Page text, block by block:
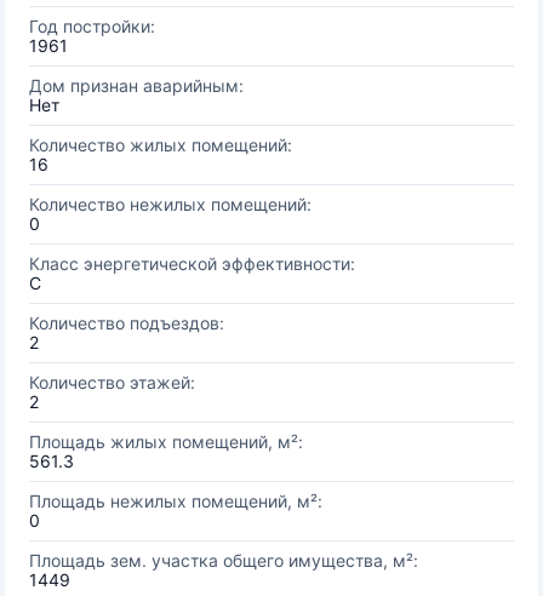
Год постройки:
1961
Дом признан аварийным:
Нет
Количество жилых помещений:
16
Количество нежилых помещений:
0
Класс энергетической эффективности:
C
Количество подъездов:
2
Количество этажей:
2
Площадь жилых помещений, м²:
561.3
Площадь нежилых помещений, м²:
0
Площадь зем. участка общего имущества, м²:
1449